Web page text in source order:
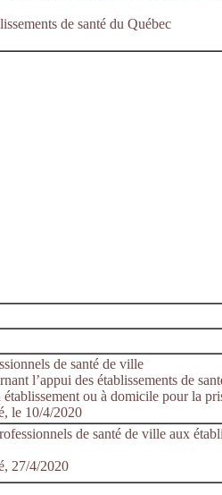
de santé du Québec
de santé de ville
l’appui des établissements de
ou à domicile pour la
le 10/4/2020
de santé de ville aux
27/4/2020